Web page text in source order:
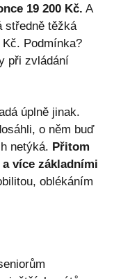
19 200 Kč. A
středně těžká
Podmínka?
při zvládání
úplně jinak.
o něm buď
netýká. Přitom
více základními
oblékáním